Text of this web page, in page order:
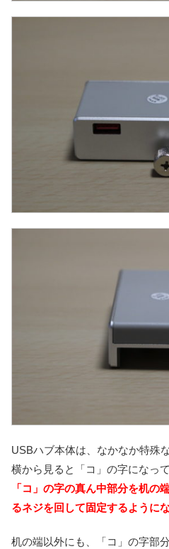
USBハブ本体は、なかなか特殊
横から見ると「コ」の字になって
「コ」の字の真ん中部分を机の
るネジを回して固定するように
机の端以外にも、「コ」の字部